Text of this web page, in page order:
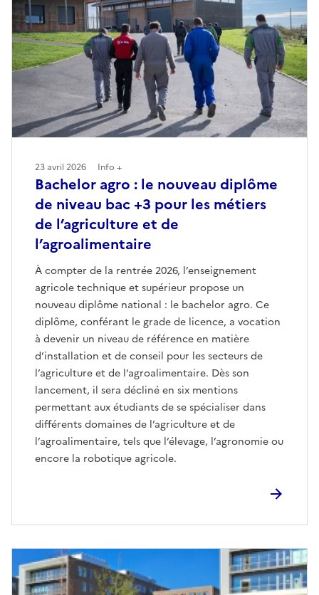
Bachelor agro : le nouveau diplôme
de niveau bac +3 pour les métiers
de l’agriculture et de
l’agroalimentaire
À compter de la rentrée 2026, l’enseignement
agricole technique et supérieur propose un
nouveau diplôme national : le bachelor agro. Ce
diplôme, conférant le grade de licence, a vocation
à devenir un niveau de référence en matière
d’installation et de conseil pour les secteurs de
l’agriculture et de l’agroalimentaire. Dès son
lancement, il sera décliné en six mentions
permettant aux étudiants de se spécialiser dans
différents domaines de l’agriculture et de
l’agroalimentaire, tels que l’élevage, l’agronomie ou
encore la robotique agricole.
23 avril 2026 Info +